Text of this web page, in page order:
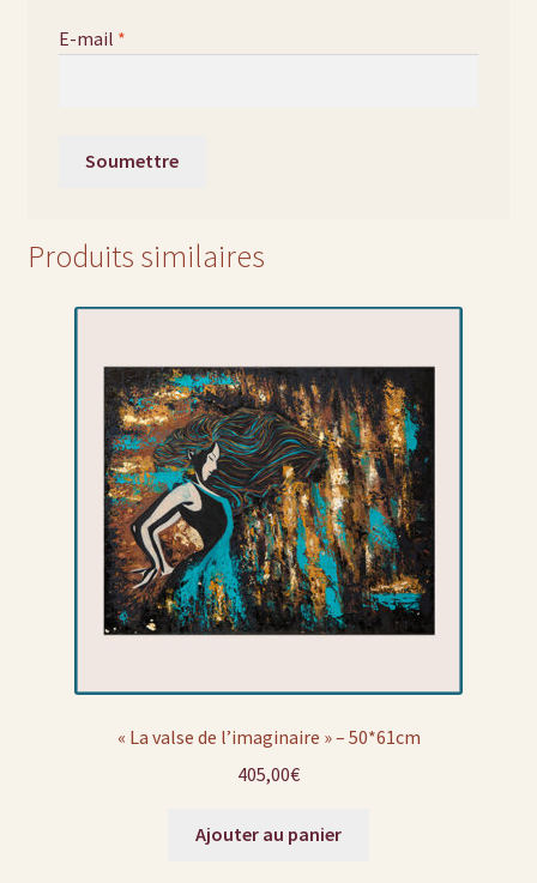
E-mail *
Produits similaires
« La valse de l’imaginaire » – 50*61cm
405,00€
Ajouter au panier